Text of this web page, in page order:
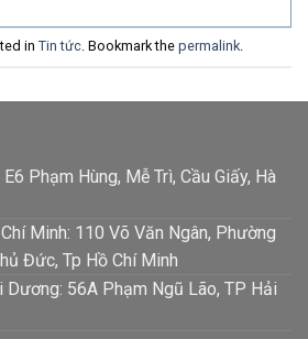
in Tin tức. Bookmark the permalink.
Phạm Hùng, Mễ Trì, Cầu Giấy, Hà
Minh: 110 Võ Văn Ngân, Phường
Đức, Tp Hồ Chí Minh
56A Phạm Ngũ Lão, TP Hải